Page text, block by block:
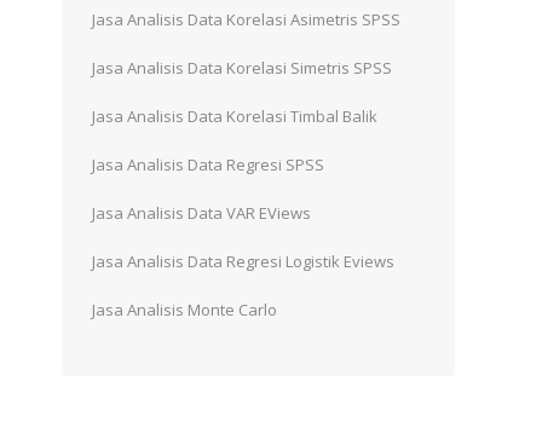
Jasa Analisis Data Korelasi Asimetris SPSS
Jasa Analisis Data Korelasi Simetris SPSS
Jasa Analisis Data Korelasi Timbal Balik
Jasa Analisis Data Regresi SPSS
Jasa Analisis Data VAR EViews
Jasa Analisis Data Regresi Logistik Eviews
Jasa Analisis Monte Carlo